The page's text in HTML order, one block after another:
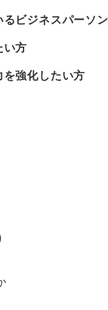
ビジネスパーソン
い方
強化したい方